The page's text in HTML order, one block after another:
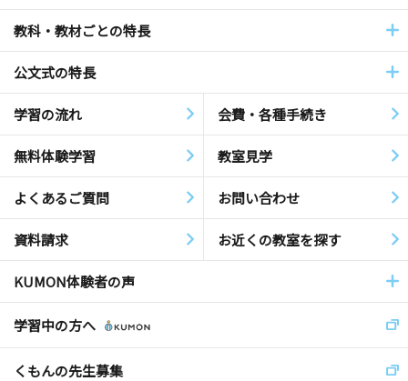
教科・教材ごとの特長
公文式の特長
学習の流れ 会費・各種手続き
無料体験学習 教室見学
よくあるご質問 お問い合わせ
資料請求 お近くの教室を探す
KUMON体験者の声
学習中の方へ
くもんの先生募集